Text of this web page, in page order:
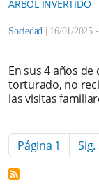
ÁRBOL INVERTIDO
Sociedad | 16/01/2025
En sus 4 años
torturado, no
las visitas
Paginación
Página 1 Sig.